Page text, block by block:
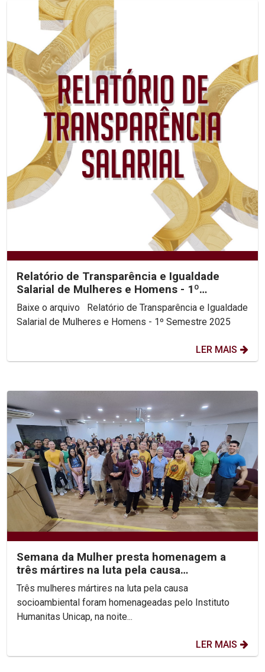
Relatório de Transparência e Igualdade
Salarial de Mulheres e Homens - 1º
Semestre 2025
Baixe o arquivo Relatório de Transparência e Igualdade
Salarial de Mulheres e Homens - 1º Semestre 2025
LER MAIS
Semana da Mulher presta homenagem a
três mártires na luta pela causa
socioambiental
Três mulheres mártires na luta pela causa
socioambiental foram homenageadas pelo Instituto
Humanitas Unicap, na noite...
LER MAIS